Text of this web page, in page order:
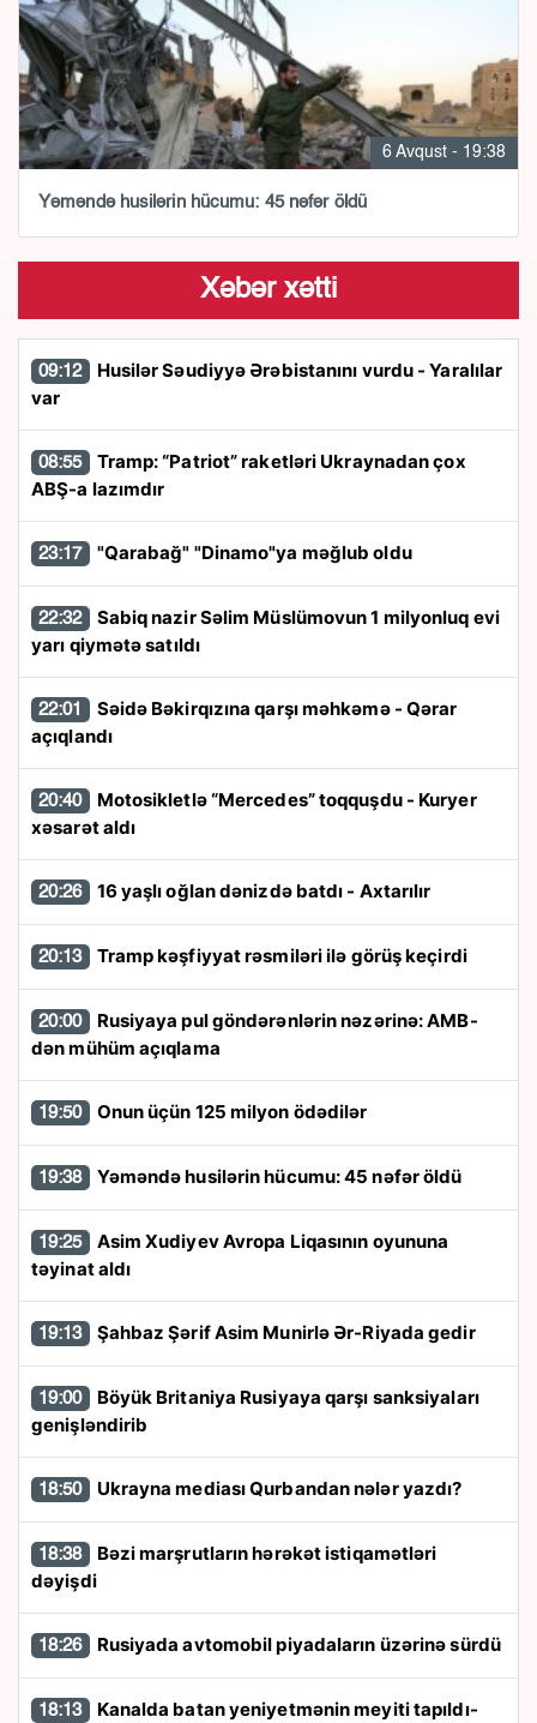
6 Avqust - 19:38
Yəməndə husilərin hücumu: 45 nəfər öldü
Xəbər xətti
09:12
var
08:55
ABŞ-a lazımdır
23:17 "Qarabağ" "Dinamo"ya məğlub oldu
22:32
yarı qiymətə satıldı
22:01
açıqlandı
20:40
xəsarət aldı
20:26 16 yaşlı oğlan dənizdə batdı - Axtarılır
20:13 Tramp kəşfiyyat rəsmiləri ilə görüş keçirdi
20:00
dən mühüm açıqlama
19:50 Onun üçün 125 milyon ödədilər
19:38 Yəməndə husilərin hücumu: 45 nəfər öldü
19:25
təyinat aldı
19:13 Şahbaz Şərif Asim Munirlə Ər-Riyada gedir
19:00
genişləndirib
18:50 Ukrayna mediası Qurbandan nələr yazdı?
18:38
dəyişdi
18:26 Rusiyada avtomobil piyadaların üzərinə sürdü
18:13